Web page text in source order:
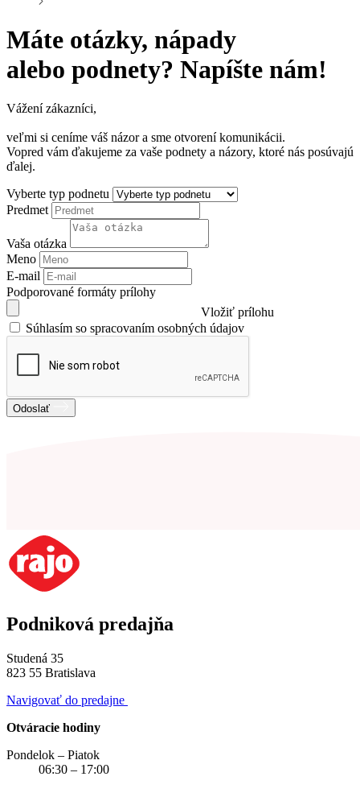
Máte otázky, nápady
alebo podnety? Napíšte nám!
Vážení zákazníci,
veľmi si ceníme váš názor a sme otvorení komunikácii.
Vopred vám ďakujeme za vaše podnety a názory, ktoré nás posúvajú
ďalej.
Vyberte typ podnetu
Predmet
Vaša otázka
Meno
E-mail
Podporované formáty prílohy
Vložiť prílohu
Súhlasím so spracovaním osobných údajov
Odoslať
Podniková predajňa
Studená 35
823 55 Bratislava
Navigovať do predajne
Otváracie hodiny
Pondelok – Piatok
06:30 – 17:00